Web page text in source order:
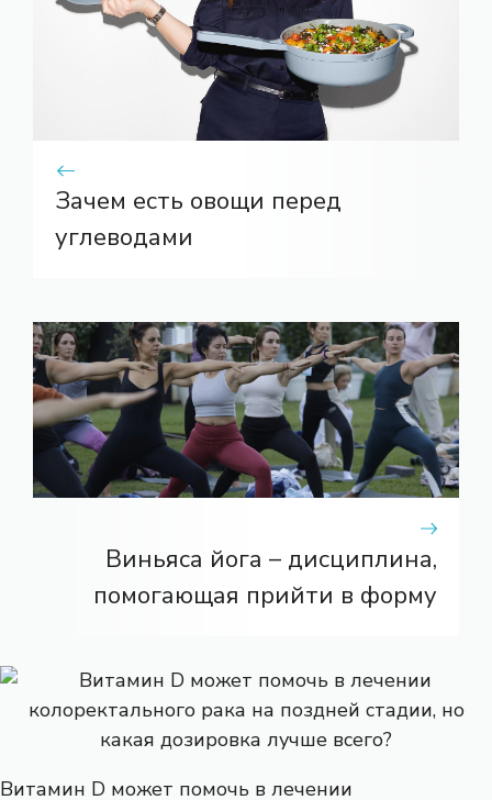
Зачем есть овощи перед
углеводами
Виньяса йога – дисциплина,
помогающая прийти в форму
Витамин D может помочь в лечении